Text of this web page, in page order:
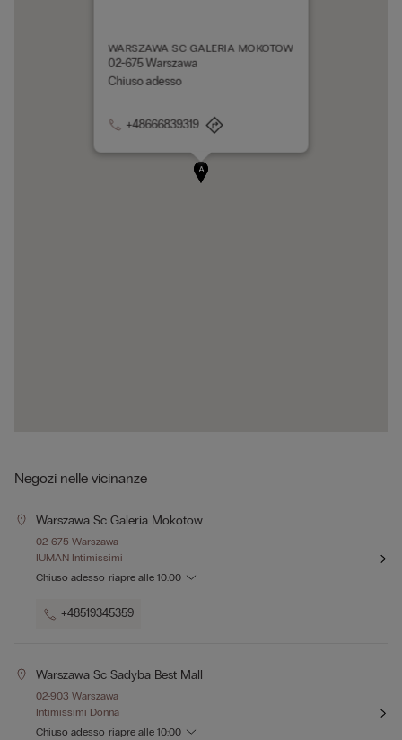
A
WARSZAWA SC GALERIA MOKOTOW
02-675 Warszawa
Chiuso adesso
+48666839319
Negozi nelle vicinanze
Warszawa Sc Galeria Mokotow
02-675 Warszawa
IUMAN Intimissimi
Chiuso adesso riapre alle 10:00
+48519345359
Warszawa Sc Sadyba Best Mall
02-903 Warszawa
Intimissimi Donna
Chiuso adesso riapre alle 10:00